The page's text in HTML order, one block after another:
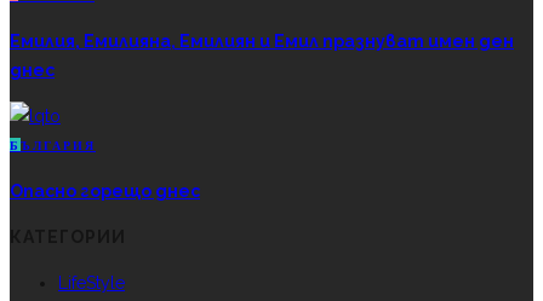
Емилия, Емилияна, Емилиян и Емил празнуват имен ден
днес
Б ЪЛГАРИЯ
Опасно горещо днес
LifeStyle